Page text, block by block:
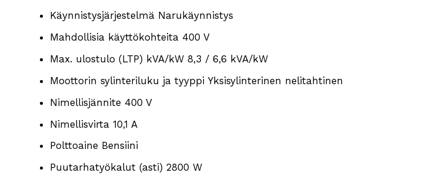
Käynnistysjärjestelmä Narukäynnistys
Mahdollisia käyttökohteita 400 V
Max. ulostulo (LTP) kVA/kW 8,3 / 6,6 kVA/kW
Moottorin sylinteriluku ja tyyppi Yksisylinterinen nelitahtinen
Nimellisjännite 400 V
Nimellisvirta 10,1 A
Polttoaine Bensiini
Puutarhatyökalut (asti) 2800 W